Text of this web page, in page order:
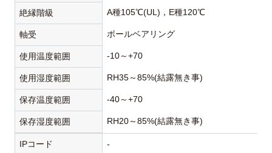
絶縁階級 A種105℃(UL)，E種120℃
軸受 ボールベアリング
使用温度範囲 -10～+70
使用湿度範囲 RH35～85%(結露無き事)
保存温度範囲 -40～+70
保存湿度範囲 RH20～85%(結露無き事)
IPコード -